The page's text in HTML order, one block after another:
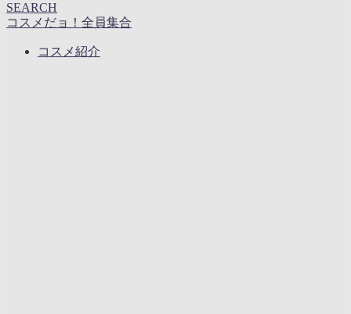
SEARCH
コスメだョ！全員集合
コスメ紹介